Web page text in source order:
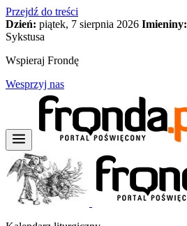
Przejdź do treści
Dzień: piątek, 7 sierpnia 2026 Imieniny:
Sykstusa
Wspieraj Frondę
Wesprzyj nas